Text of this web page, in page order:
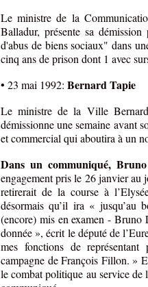
Le ministre de la
Balladur, présente sa
d'abus de biens sociaux" dans
cinq ans de prison dont 1 avec
• 23 mai 1992: Bernard Tapie
Le ministre de la Ville
démissionne une semaine avant
et commercial qui aboutira à un
Dans un communiqué,
engagement pris le 26 janvier au
retirerait de la course à
désormais qu’il ira « jusqu’au
(encore) mis en examen -
donnée », écrit le député de
mes fonctions de
campagne de François Fillon. »
le combat politique au service de